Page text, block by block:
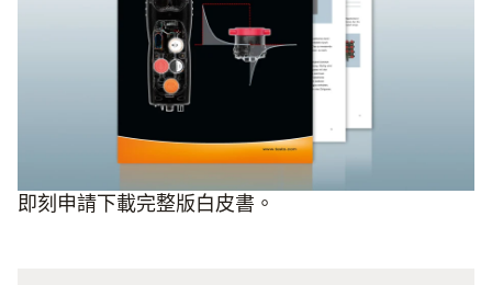
即刻申請下載完整版白皮書。